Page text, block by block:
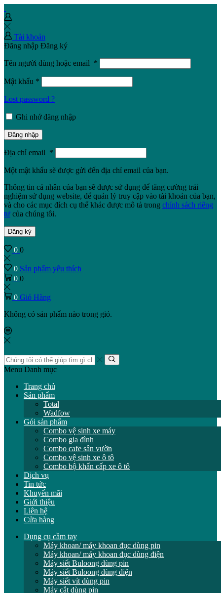
Tài khoản
Đăng nhập Đăng ký
Tên người dùng hoặc email *
Mật khẩu *
Lost password ?
Ghi nhớ đăng nhập
Đăng nhập
Địa chỉ email *
Một mật khẩu sẽ được gửi đến địa chỉ email của bạn.
Thông tin cá nhân của bạn sẽ được sử dụng để tăng cường trải
nghiệm sử dụng website, để quản lý truy cập vào tài khoản của bạn,
và cho các mục đích cụ thể khác được mô tả trong chính sách riêng
tư của chúng tôi.
Đăng ký
0 0
0 Sản phẩm yêu thích
0 0
0 Giỏ Hàng
Không có sản phẩm nào trong giỏ.
Trường
tìm
Tìm
Menu Danh mục
Trang chủ
Sản phẩm
Total
Wadfow
Gói sản phẩm
Combo vệ sinh xe máy
Combo gia đình
Combo cafe sân vườn
Combo vệ sinh xe ô tô
Combo bộ khẩn cấp xe ô tô
Dịch vụ
Tin tức
Khuyến mãi
Giới thiệu
Liên hệ
Cửa hàng
Dụng cụ cầm tay
Máy khoan/ máy khoan đục dùng pin
Máy khoan/ máy khoan đục dùng điện
Máy siết Buloong dùng pin
Máy siết Buloong dùng điện
Máy siết vít dùng pin
Máy cắt dùng pin